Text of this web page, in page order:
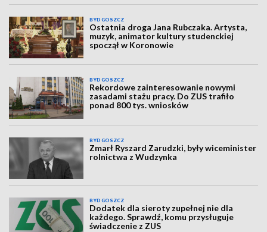
BYDGOSZCZ
Ostatnia droga Jana Rubczaka. Artysta,
muzyk, animator kultury studenckiej
spoczął w Koronowie
BYDGOSZCZ
Rekordowe zainteresowanie nowymi
zasadami stażu pracy. Do ZUS trafiło
ponad 800 tys. wniosków
BYDGOSZCZ
Zmarł Ryszard Zarudzki, były wiceminister
rolnictwa z Wudzynka
BYDGOSZCZ
Dodatek dla sieroty zupełnej nie dla
każdego. Sprawdź, komu przysługuje
świadczenie z ZUS